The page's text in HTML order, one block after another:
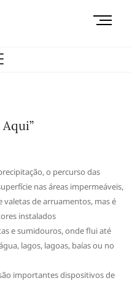
M
o percurso das
nas áreas impermeáveis,
de arruamentos, mas é
instalados
e sumidouros, onde flui até
lagos, lagoas, baías ou no
importantes dispositivos de